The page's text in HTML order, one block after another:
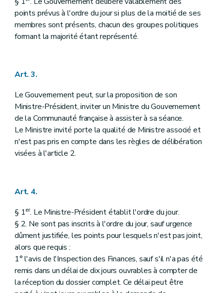
points prévus à l'ordre du jour si plus de la moitié de ses
membres sont présents, chacun des groupes politiques
formant la majorité étant représenté.
Art. 3.
Le Gouvernement peut, sur la proposition de son
Ministre-Président, inviter un Ministre du Gouvernement
de la Communauté française à assister à sa séance.
Le Ministre invité porte la qualité de Ministre associé et
n'est pas pris en compte dans les règles de délibération
visées à l'article 2.
Art. 4.
§ 1er. Le Ministre-Président établit l'ordre du jour.
§ 2. Ne sont pas inscrits à l'ordre du jour, sauf urgence
dûment justifiée, les points pour lesquels n'est pas joint,
alors que requis :
1° l'avis de l'Inspection des Finances, sauf s'il n'a pas été
remis dans un délai de dix jours ouvrables à compter de
la réception du dossier complet. Ce délai peut être